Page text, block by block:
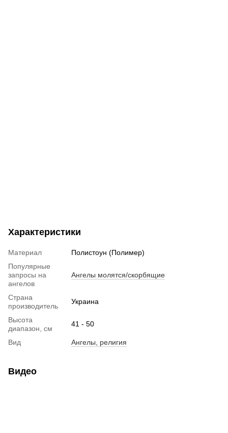
Характеристики
Материал
Полистоун (Полимер)
Популярные
запросы на
ангелов
Ангелы молятся/скорбящие
Страна
производитель
Украина
Высота
диапазон, см
41 - 50
Вид Ангелы, религия
Видео